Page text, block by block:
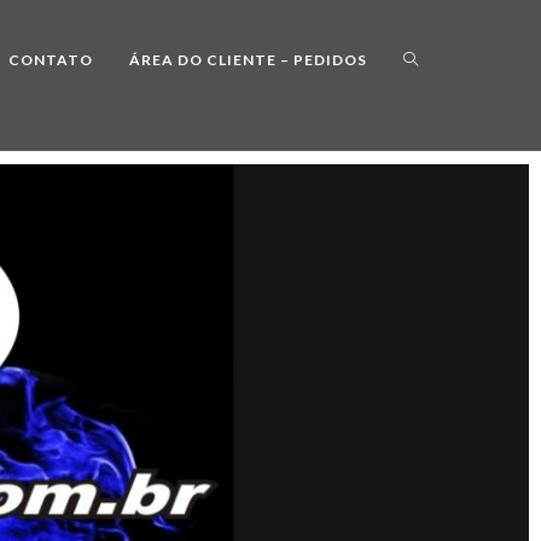
CONTATO ÁREA DO CLIENTE – PEDIDOS